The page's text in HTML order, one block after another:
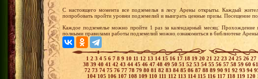
С настоящего момента все подземелья в лесу Арены открыты. Каждый
попробовать пройти уровни подземелий и выиграть ценные призы. Посещение
Каждое подземелье можно пройти 1 раз за календарный месяц. Прохождение
полными правилами работы подземелий можно ознакомиться в библиотеке
1 2 3 4 5 6 7 8 9 10 11 12 13 14 15 16 17 18 19 20 21 22 23 24 25 26 27
38 39 40 41 42 43 44 45 46 47 48 49 50 51 52 53 54 55 56 57 58 59 60 61
72 73 74 75 76 77 78 79 80 81 82 83 84 8586 87 88 89 90 91 92 93 94
104 105 106 107 108 109 110 111 112 113 114 115 116 117 118 119 120